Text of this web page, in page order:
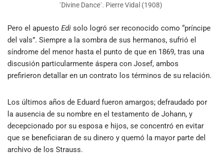
´Divine Dance´. Pierre Vidal (1908)
Pero el apuesto Edi solo logró ser reconocido como “príncipe
del vals”. Siempre a la sombra de sus hermanos, sufrió el
síndrome del menor hasta el punto de que en 1869, tras una
discusión particularmente áspera con Josef, ambos
prefirieron detallar en un contrato los términos de su relación.
Los últimos años de Eduard fueron amargos; defraudado por
la ausencia de su nombre en el testamento de Johann, y
decepcionado por su esposa e hijos, se concentró en evitar
que se beneficiaran de su dinero y quemó la mayor parte del
archivo de los Strauss.